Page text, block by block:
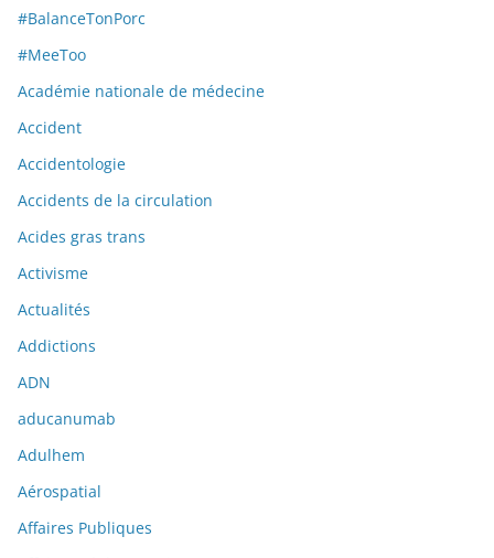
#BalanceTonPorc
#MeeToo
Académie nationale de médecine
Accident
Accidentologie
Accidents de la circulation
Acides gras trans
Activisme
Actualités
Addictions
ADN
aducanumab
Adulhem
Aérospatial
Affaires Publiques